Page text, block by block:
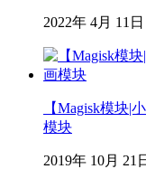
2022年 4月 11日
【Magisk模块|
模块
2019年 10月 21